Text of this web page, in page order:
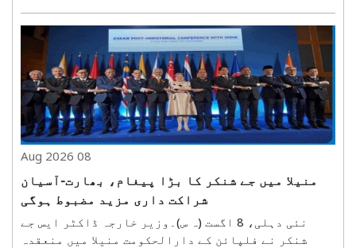
کی پیش گوئی کی ہے۔ ہفتہ کو رودرپریاگ، چمولی، ٹہری
اور باگیشور میں کہیں کہیں شدید بارش کا امکان ہے ۔
08 Aug 2026
منیلا میں جے شنکر کا بڑا پیغام، بھارت-آسیان
شراکت داری مزید مضبوط ہوگی
نئی دہلی، 8 اگست (ہ س)۔وزیر خارجہ ڈاکٹر ایس جے
شنکر نے فلپائن کے دارالحکومت منیلا میں منعقدہ